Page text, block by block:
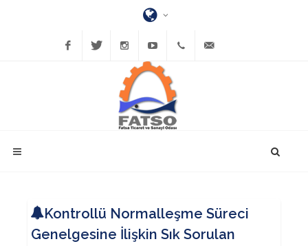
InstagramYouTube(452)
423-
Kontrollü Normalleşme Süreci
Genelgesine İlişkin Sık Sorulan